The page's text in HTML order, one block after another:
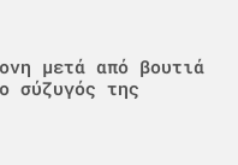
μετά από βουτιά
σύζυγός της